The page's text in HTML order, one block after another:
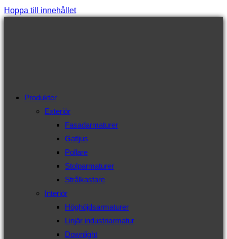
Hoppa till innehållet
Produkter
Exteriör
Fasadarmaturer
Gatljus
Pollare
Stolparmaturer
Strålkastare
Interiör
Höghöjdsarmaturer
Linjär industriarmatur
Downlight